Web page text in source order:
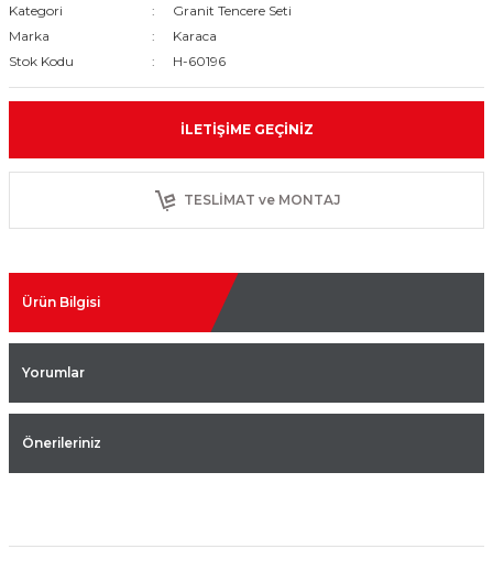
Kategori
Granit Tencere Seti
Marka
Karaca
Stok Kodu
H-60196
İLETIŞIME GEÇINIZ
TESLİMAT ve MONTAJ
Ürün Bilgisi
Yorumlar
Önerileriniz